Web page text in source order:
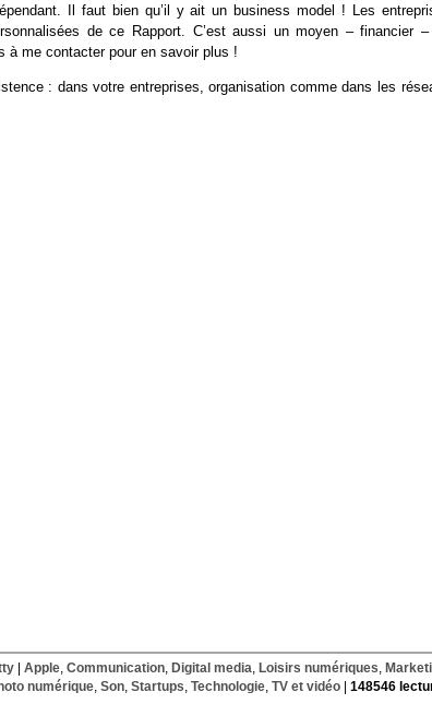
Il faut bien qu’il y ait un business model ! Les
de ce Rapport. C’est aussi un moyen – financier
à me contacter pour en savoir plus !
: dans votre entreprises, organisation comme dans les
| Apple, Communication, Digital media, Loisirs numériques,
numérique, Son, Startups, Technologie, TV et vidéo| 148546